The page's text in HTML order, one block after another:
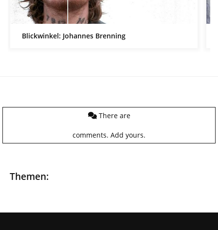
Blickwinkel: Johannes Brenning
There are
comments. Add yours.
Themen: